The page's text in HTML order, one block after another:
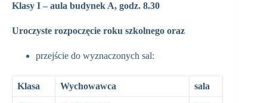
Klasy I – aula budynek A, godz. 8.30
Uroczyste rozpoczęcie roku szkolnego oraz
przejście do wyznaczonych sal:
Klasa Wychowawca sala